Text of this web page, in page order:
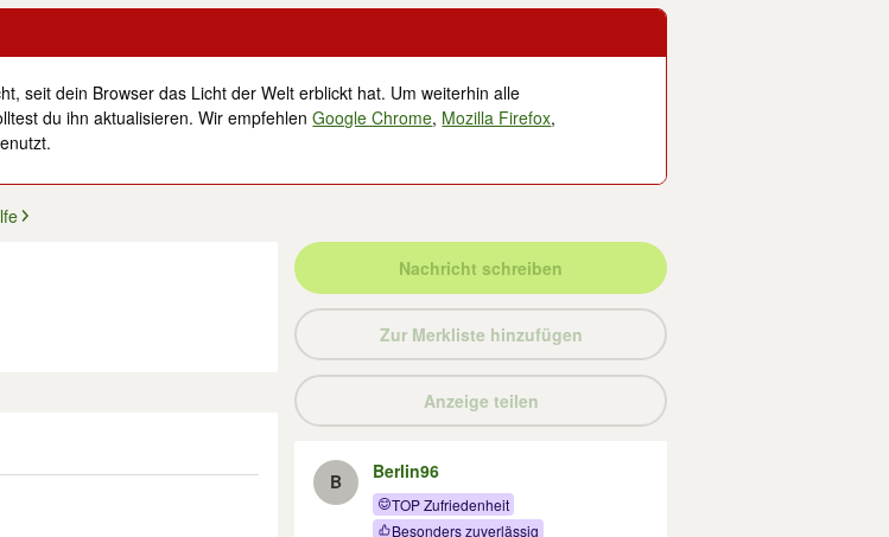
seit dein Browser das Licht der Welt erblickt hat. Um weiterhin alle
du ihn aktualisieren. Wir empfehlenGoogle Chrome, Mozilla Firefox,
Nachricht schreiben
Zur Merkliste hinzufügen
Anzeige teilen
B Berlin96
TOP Zufriedenheit
Besonders zuverlässig